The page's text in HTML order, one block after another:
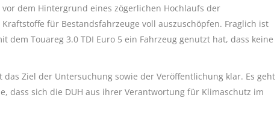
dem Hintergrund eines zögerlichen Hochlaufs der
für Bestandsfahrzeuge voll auszuschöpfen. Fraglich ist
dem Touareg 3.0 TDI Euro 5 ein Fahrzeug genutzt hat, dass keine
das Ziel der Untersuchung sowie der Veröffentlichung klar. Es geht
dass sich die DUH aus ihrer Verantwortung für Klimaschutz im